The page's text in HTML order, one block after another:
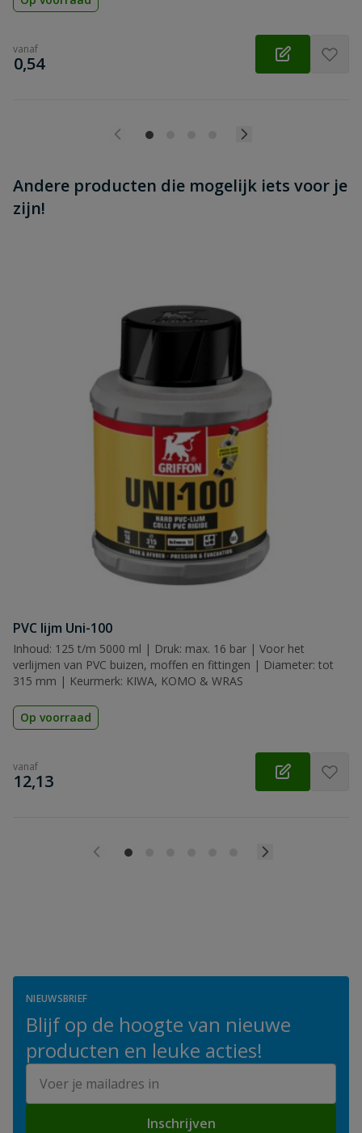
vanaf
€
0,54
Andere producten die mogelijk iets voor je
zijn!
PVC lijm Uni-100
Inhoud: 125 t/m 5000 ml | Druk: max. 16 bar | Voor het
verlijmen van PVC buizen, moffen en fittingen | Diameter: tot
315 mm | Keurmerk: KIWA, KOMO & WRAS
Op voorraad
vanaf
€
12,13
NIEUWSBRIEF
Blijf op de hoogte van nieuwe
producten en leuke acties!
Inschrijven